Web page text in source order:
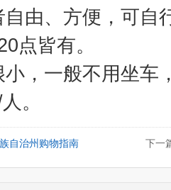
由、方便，可自
点皆有。
一般不用坐车
。
自治州购物指南 下一